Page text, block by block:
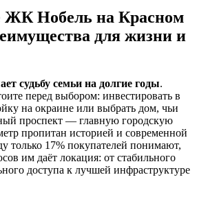
ЖК Нобель на Красном
для жизни и
судьбу семьи на долгие годы.
перед выбором: инвестировать в
на окраине или выбрать дом, чьи
проспект — главную городскую
пропитан историей и современной
только 17% покупателей понимают,
им даёт локация: от стабильного
доступа к лучшей инфраструктуре